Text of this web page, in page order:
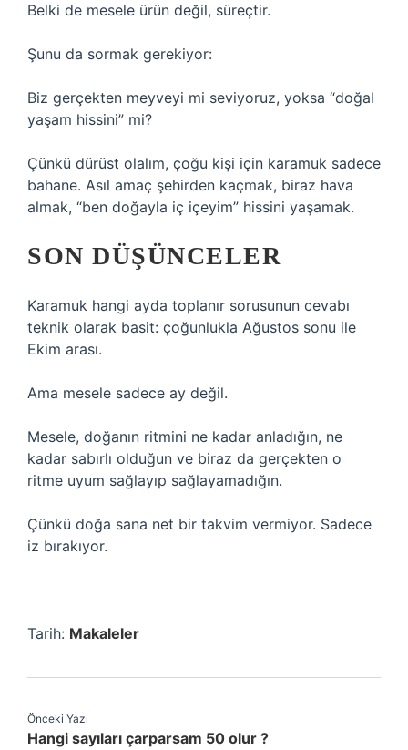
Belki de mesele ürün değil, süreçtir.
Şunu da sormak gerekiyor:
Biz gerçekten meyveyi mi seviyoruz, yoksa “doğal
yaşam hissini” mi?
Çünkü dürüst olalım, çoğu kişi için karamuk sadece
bahane. Asıl amaç şehirden kaçmak, biraz hava
almak, “ben doğayla iç içeyim” hissini yaşamak.
SON DÜŞÜNCELER
Karamuk hangi ayda toplanır sorusunun cevabı
teknik olarak basit: çoğunlukla Ağustos sonu ile
Ekim arası.
Ama mesele sadece ay değil.
Mesele, doğanın ritmini ne kadar anladığın, ne
kadar sabırlı olduğun ve biraz da gerçekten o
ritme uyum sağlayıp sağlayamadığın.
Çünkü doğa sana net bir takvim vermiyor. Sadece
iz bırakıyor.
Tarih: Makaleler
Önceki Yazı
Hangi sayıları çarparsam 50 olur ?